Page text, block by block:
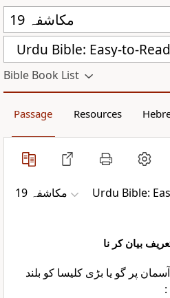
Urdu Bible: Easy-to-
Bible Book List
Passage Resources
مکاشفہ 19 Urdu Bible:
بیان کر نا
پر گو یا بڑی کلیسا کو بلند